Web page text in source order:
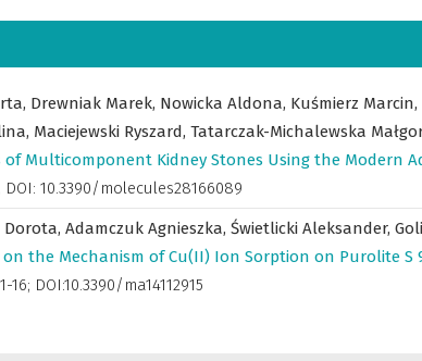
Drewniak Marek, Nowicka Aldona, Kuśmierz Marcin,
Maciejewski Ryszard, Tatarczak-Michalewska
of Multicomponent Kidney Stones Using the Modern
DOI: 10.3390/molecules28166089
Dorota, Adamczuk Agnieszka, Świetlicki Aleksander,
on the Mechanism of Cu(II) Ion Sorption on Purolite S
16; DOI:10.3390/ma14112915